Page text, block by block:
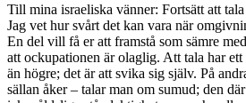
Till mina israeliska vänner: Fortsätt att
Jag vet hur svårt det kan vara när
En del vill få er att framstå som sämre
att ockupationen är olaglig. Att tala har
än högre; det är att svika sig själv. På
sällan åker – talar man om sumud; den